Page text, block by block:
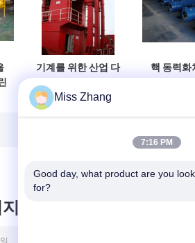
기계를 위한 산업 다
액압 실린더
핵 동력화
를 남겨주세요
Miss Zhang
7:16 PM
Good day, what product are you
for?